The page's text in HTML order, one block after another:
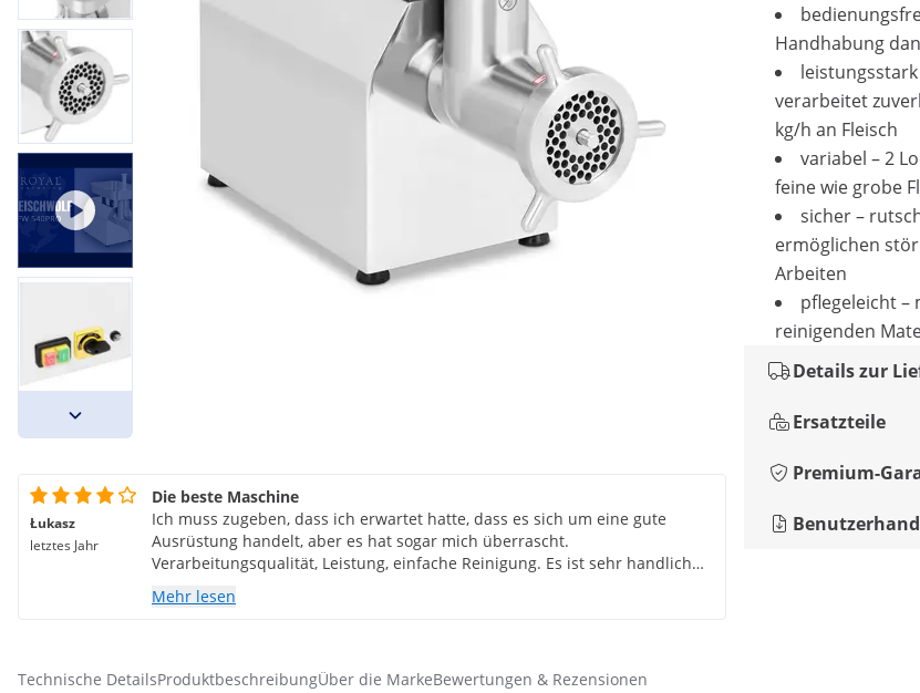
Handhabung
verarbeitet
kg/h an Fleisch
variabel – 2
feine wie grobe
sicher –
ermöglichen
Arbeiten
pflegeleicht –
reinigenden
Details zur
Ersatzteile
Premium-
Łukasz
letztes Jahr
Die beste Maschine
Ich muss zugeben, dass ich erwartet hatte, dass es sich um eine gute
Ausrüstung handelt, aber es hat sogar mich überrascht.
Verarbeitungsqualität, Leistung, einfache Reinigung. Es ist sehr handlich
und gleichzeitig solide. Ich kann es nur wärmstens empfehlen.
Mehr lesen
Technische DetailsProduktbeschreibungÜber die MarkeBewertungen & Rezensionen